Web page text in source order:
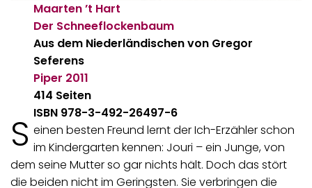
Maarten ’t Hart
Der Schneeflockenbaum
Aus dem Niederländischen von Gregor
Seferens
Piper 2011
414 Seiten
ISBN 978-3-492-26497-6
S einen besten Freund lernt der Ich-Erzähler schon
im Kindergarten kennen: Jouri – ein Junge, von
dem seine Mutter so gar nichts hält. Doch das stört
die beiden nicht im Geringsten. Sie verbringen die